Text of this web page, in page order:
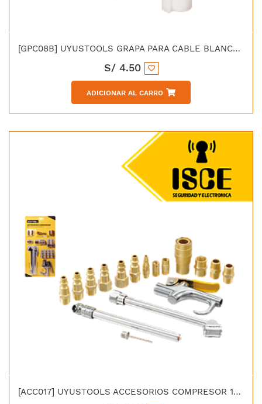
[GPC08B] UYUSTOOLS GRAPA PARA CABLE BLANCO 8MM 100UN SET
S/ 4.50
ADICIONAR AL CARRO
[ACC017] UYUSTOOLS ACCESORIOS COMPRESOR 17PCS